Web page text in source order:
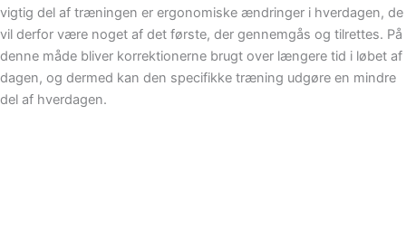
vigtig del af træningen er ergonomiske ændringer i hverdagen, de
vil derfor være noget af det første, der gennemgås og tilrettes. På
denne måde bliver korrektionerne brugt over længere tid i løbet af
dagen, og dermed kan den specifikke træning udgøre en mindre
del af hverdagen.